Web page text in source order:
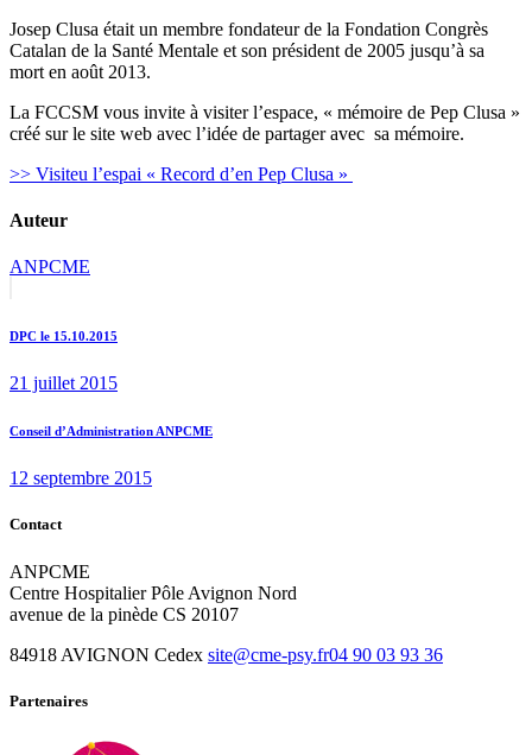
Josep Clusa était un membre fondateur de la Fondation Congrès
Catalan de la Santé Mentale et son président de 2005 jusqu’à sa
mort en août 2013.
La FCCSM vous invite à visiter l’espace, « mémoire de Pep Clusa »
créé sur le site web avec l’idée de partager avec sa mémoire.
>> Visiteu l’espai « Record d’en Pep Clusa »
Auteur
ANPCME
de
DPC le 15.10.2015
21 juillet 2015
Next
Conseil d’Administration ANPCME
12 septembre 2015
Contact
ANPCME
Centre Hospitalier Pôle Avignon Nord
avenue de la pinède CS 20107
84918 AVIGNON Cedex site@cme-psy.fr04 90 03 93 36
Partenaires